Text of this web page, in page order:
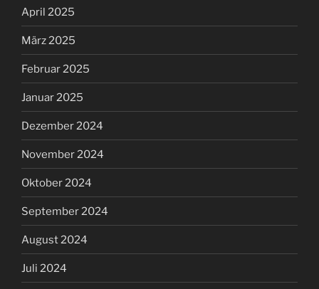
April 2025
März 2025
Februar 2025
Januar 2025
Dezember 2024
November 2024
Oktober 2024
September 2024
August 2024
Juli 2024